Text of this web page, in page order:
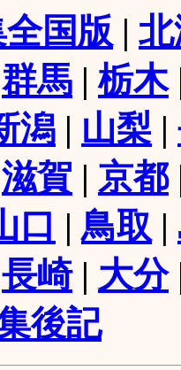
国版 |
群馬 |栃木
潟 | 山梨 |
滋賀 | 京都
口 | 鳥取 |
長崎| 大分
後記